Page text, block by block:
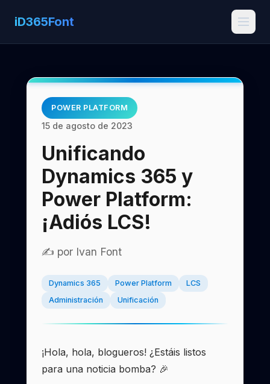
iD365Font
POWER PLATFORM
15 de agosto de 2023
Unificando
Dynamics 365 y
Power Platform:
¡Adiós LCS!
✍️ por Ivan Font
Dynamics 365 Power Platform
LCS
Administración
Unificación
¡Hola, hola, blogueros! ¿Estáis listos
para una noticia bomba? 🎉